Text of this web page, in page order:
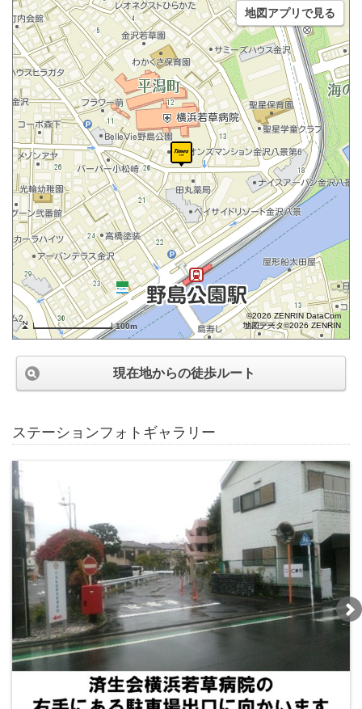
100m
©2026 ZENRIN DataCom
地図データ©2026 ZENRIN
地図アプリで見る
現在地からの徒歩ルート
ステーションフォトギャラリー